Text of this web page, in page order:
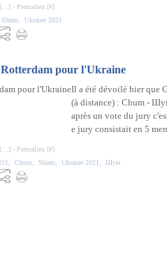
] - Permalien [#]
Shum Ukraine 2021
pour l'Ukraine
Il a été dévoilé hier que
(à distance) : Chum -
après un vote du jury
e jury consistait en 5
] - Permalien [#]
Chum Shum Ukraine 2021 Шум